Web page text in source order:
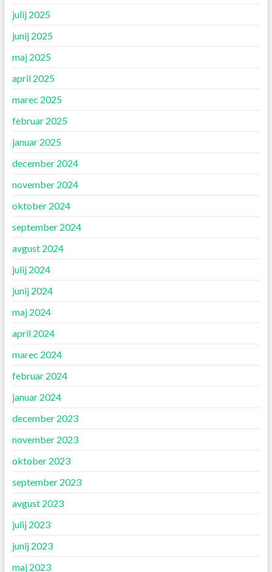
julij 2025
junij 2025
maj 2025
april 2025
marec 2025
februar 2025
januar 2025
december 2024
november 2024
oktober 2024
september 2024
avgust 2024
julij 2024
junij 2024
maj 2024
april 2024
marec 2024
februar 2024
januar 2024
december 2023
november 2023
oktober 2023
september 2023
avgust 2023
julij 2023
junij 2023
maj 2023